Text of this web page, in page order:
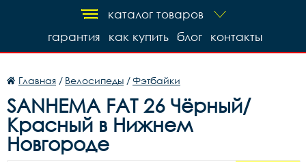
каталог товаров
контакты
блог
как купить
гарантия
Главная / Велосипеды /Фэтбайки
SANHEMA FAT 26 Чёрный/
Красный в Нижнем
Новгороде